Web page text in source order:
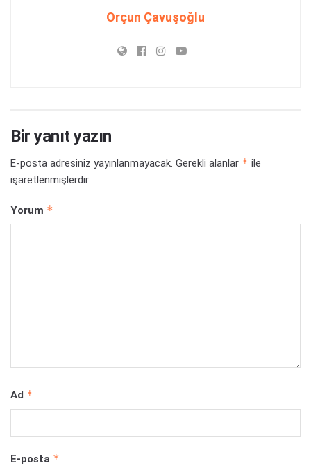
Orçun Çavuşoğlu
Bir yanıt yazın
E-posta adresiniz yayınlanmayacak. Gerekli alanlar * ile
işaretlenmişlerdir
Yorum *
Ad *
E-posta *